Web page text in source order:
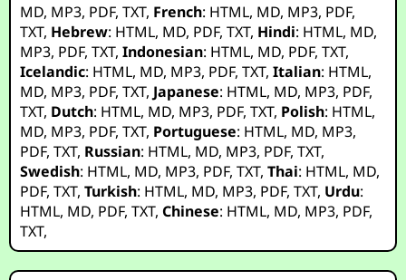
MD, MP3, PDF,TXT, French: HTML, MD, MP3, PDF,
TXT, Hebrew: HTML, MD, PDF,TXT, Hindi: HTML, MD,
MP3, PDF,TXT,Indonesian: HTML, MD, PDF,TXT,
Icelandic: HTML, MD, MP3, PDF,TXT,Italian: HTML,
MD, MP3, PDF,TXT, Japanese: HTML, MD, MP3, PDF,
TXT, Dutch: HTML, MD, MP3, PDF,TXT, Polish: HTML,
MD, MP3, PDF,TXT, Portuguese: HTML, MD, MP3,
PDF,TXT, Russian: HTML, MD, MP3, PDF,TXT,
Swedish: HTML, MD, MP3, PDF,TXT,Thai: HTML, MD,
PDF,TXT,Turkish: HTML, MD, MP3, PDF,TXT, Urdu:
HTML, MD, PDF,TXT,Chinese: HTML, MD, MP3, PDF,
TXT,